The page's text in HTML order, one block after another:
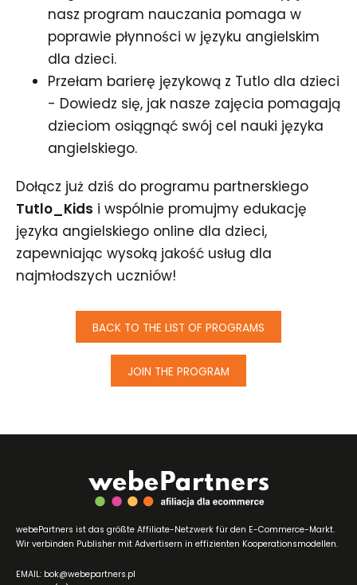
nasz program nauczania pomaga w
poprawie płynności w języku angielskim
dla dzieci.
Przełam barierę językową z Tutlo dla dzieci
- Dowiedz się, jak nasze zajęcia pomagają
dzieciom osiągnąć swój cel nauki języka
angielskiego.
Dołącz już dziś do programu partnerskiego
Tutlo_Kids i wspólnie promujmy edukację
języka angielskiego online dla dzieci,
zapewniając wysoką jakość usług dla
najmłodszych uczniów!
BACK TO THE LIST OF PROGRAMS
JOIN THE PROGRAM
webePartners ist das größte Affiliate-Netzwerk für den E-Commerce-Markt.
Wir verbinden Publisher mit Advertisern in effizienten Kooperationsmodellen.
EMAIL: bok@webepartners.pl